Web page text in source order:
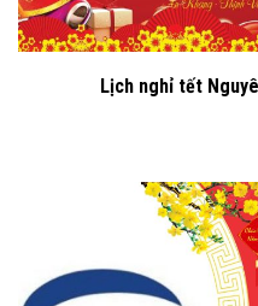
Lịch nghỉ tết